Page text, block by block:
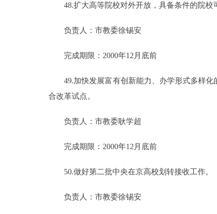
48.扩大高等院校对外开放，具备条件的院校
负责人：市教委徐锡安
完成期限：2000年12月底前
49.加快发展富有创新能力、办学形式多样化
合改革试点。
负责人：市教委耿学超
完成期限：2000年12月底前
50.做好第二批中央在京高校划转接收工作。
负责人：市教委徐锡安